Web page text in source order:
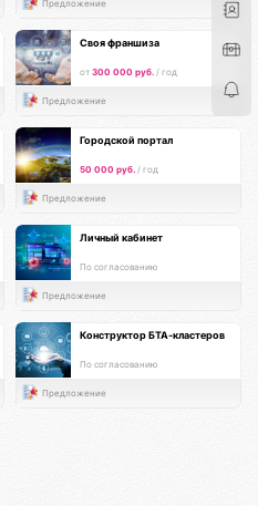
Предложение
Своя франшиза
от 300 000 руб. / год
Предложение
Городской портал
50 000 руб. / год
Предложение
Личный кабинет
По согласованию
Предложение
Конструктор БТА-кластеров
По согласованию
Предложение